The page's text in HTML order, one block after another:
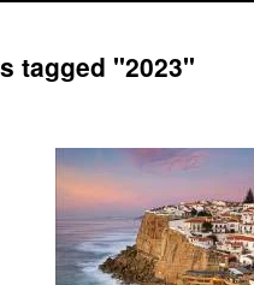
tagged "2023"